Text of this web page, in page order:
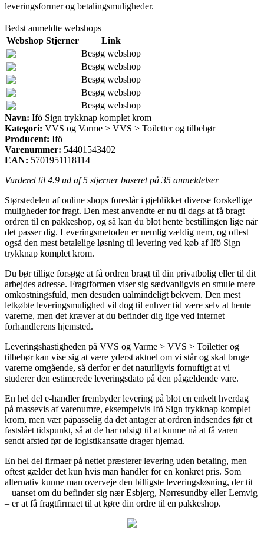
leveringsformer og betalingsmuligheder.
Bedst anmeldte webshops
Webshop Stjerner
Link
Besøg webshop
Besøg webshop
Besøg webshop
Besøg webshop
Besøg webshop
Navn: Ifö Sign trykknap komplet krom
Kategori: VVS og Varme > VVS > Toiletter og tilbehør
Producent: Ifö
Varenummer: 54401543402
EAN: 5701951118114
Vurderet til 4.9 ud af 5 stjerner baseret på 35 anmeldelser
Størstedelen af online shops foreslår i øjeblikket diverse forskellige
muligheder for fragt. Den mest anvendte er nu til dags at få bragt
ordren til en pakkeshop, og så kan du blot hente bestillingen lige når
det passer dig. Leveringsmetoden er nemlig vældig nem, og oftest
også den mest betalelige løsning til levering ved køb af Ifö Sign
trykknap komplet krom.
Du bør tillige forsøge at få ordren bragt til din privatbolig eller til dit
arbejdes adresse. Fragtformen viser sig sædvanligvis en smule mere
omkostningsfuld, men desuden ualmindeligt bekvem. Den mest
letkøbte leveringsmulighed vil dog til enhver tid være selv at hente
varerne, men det kræver at du befinder dig lige ved internet
forhandlerens hjemsted.
Leveringshastigheden på VVS og Varme > VVS > Toiletter og
tilbehør kan vise sig at være yderst aktuel om vi står og skal bruge
varerne omgående, så derfor er det naturligvis fornuftigt at vi
studerer den estimerede leveringsdato på den pågældende vare.
En hel del e-handler frembyder levering på blot en enkelt hverdag
på massevis af varenumre, eksempelvis Ifö Sign trykknap komplet
krom, men vær påpasselig da det antager at ordren indsendes før et
fastslået tidspunkt, så at de har udsigt til at kunne nå at få varen
sendt afsted før de logistikansatte drager hjemad.
En hel del firmaer på nettet præsterer levering uden betaling, men
oftest gælder det kun hvis man handler for en konkret pris. Som
alternativ kunne man overveje den billigste leveringsløsning, der tit
– uanset om du befinder sig nær Esbjerg, Nørresundby eller Lemvig
– er at få fragtfirmaet til at køre din ordre til en pakkeshop.